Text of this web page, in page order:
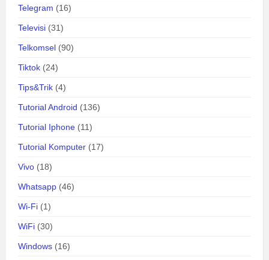
Telegram (16)
Televisi (31)
Telkomsel (90)
Tiktok (24)
Tips&Trik (4)
Tutorial Android (136)
Tutorial Iphone (11)
Tutorial Komputer (17)
Vivo (18)
Whatsapp (46)
Wi-Fi (1)
WiFi (30)
Windows (16)